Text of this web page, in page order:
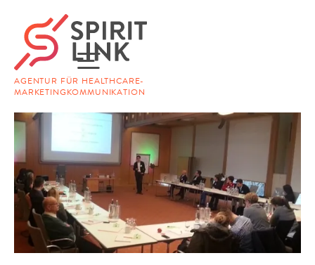
AGENTUR FÜR HEALTHCARE-
MARKETINGKOMMUNIKATION